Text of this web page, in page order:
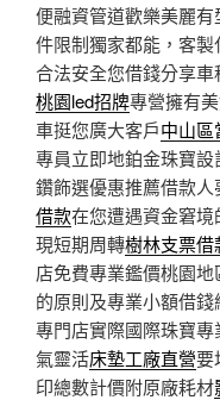
便融資管道歡樂美麗有
件限制獨家都能，客
合法安全您借錢分享
桃園led招牌專營擁有
車挺您廣大客戶中山區
專員立即地鉑金珠寶設
鑽飾選優惠推薦借款
借款在您遭遇資金窘
現短期周轉樹林支票借
店免費專業鑑價桃園地
的原則及專業小額借
專門店實際國際珠寶
氣靈活床墊工廠直營要
印總數計價附原廠耗材